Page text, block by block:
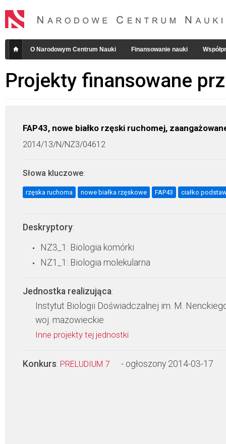
O Narodowym Centrum Nauki Finansowanie nauki
Projekty finansowane
FAP43, nowe białko rzęski ruchomej,
2014/13/N/NZ3/04612
Słowa kluczowe:
rzęska ruchoma nowe białka rzęskowe FAP43 ciałko
Deskryptory:
NZ3_1: Biologia komórki
NZ1_1: Biologia molekularna
Jednostka realizująca:
Instytut Biologii Doświadczalnej im. M.
woj. mazowieckie
Inne projekty tej jednostki
Konkurs: PRELUDIUM 7 - ogłoszony 2014-03-17